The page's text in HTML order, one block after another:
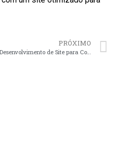
PRÓXIMO
Desenvolvimento de Site para Condomínios em Campinas – SP faça seu orçamento